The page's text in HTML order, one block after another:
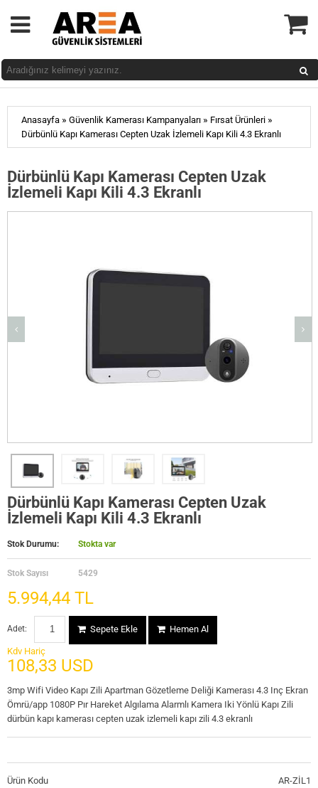
Anasayfa » Güvenlik Kamerası Kampanyaları » Fırsat Ürünleri »
Dürbünlü Kapı Kamerası Cepten Uzak İzlemeli Kapı Kili 4.3 Ekranlı
Dürbünlü Kapı Kamerası Cepten Uzak
İzlemeli Kapı Kili 4.3 Ekranlı
Dürbünlü Kapı Kamerası Cepten Uzak
İzlemeli Kapı Kili 4.3 Ekranlı
Stok Durumu: Stokta var
Stok Sayısı 5429
5.994,44 TL
Adet: Sepete Ekle Hemen Al
Kdv Hariç
108,33 USD
3mp Wifi Video Kapı Zili Apartman Gözetleme Deliği Kamerası 4.3 Inç Ekran
Ömrü/app 1080P Pır Hareket Algılama Alarmlı Kamera Iki Yönlü Kapı Zili
dürbün kapı kamerası cepten uzak izlemeli kapı zili 4.3 ekranlı
Ürün Kodu
AR-ZİL1